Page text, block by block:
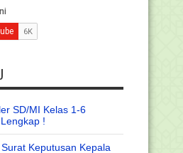
SD/MI Kelas 1-6
!
Keputusan Kepala